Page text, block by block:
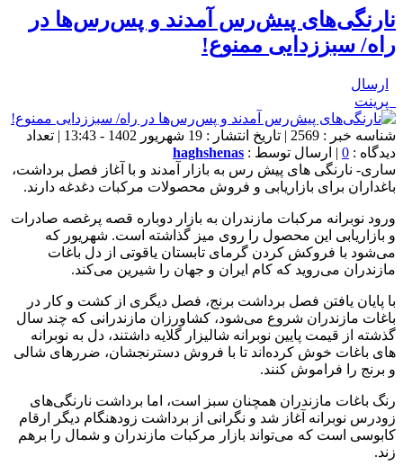
نارنگی‌های پیش‌رس‌ آمدند و پس‌رس‌ها در
راه/ سبززدایی ممنوع!
ارسال
پرینت
شناسه خبر : 2569 | تاریخ انتشار : 19 شهریور 1402 - 13:43 | تعداد
دیدگاه : 0 | ارسال توسط : haghshenas
ساری- نارنگی های پیش رس به بازار آمدند و با آغاز فصل برداشت،
باغداران برای بازاریابی و فروش محصولات مرکبات دغدغه دارند.
ورود نوبرانه مرکبات مازندران به بازار دوباره قصه پرغصه صادرات
و بازاریابی این محصول را روی میز گذاشته است. شهریور که
می‌شود با فروکش کردن گرمای تابستان یاقوتی از دل باغات
مازندران می‌روید که کام ایران و جهان را شیرین می‌کند.
با پایان یافتن فصل برداشت برنج، فصل دیگری از کشت و کار در
باغات مازندران شروع می‌شود، کشاورزان مازندرانی که چند سال
گذشته از قیمت پایین نوبرانه شالیزار گلایه داشتند، دل به نوبرانه
های باغات خوش کرده‌اند تا با فروش دسترنجشان، ضررهای شالی
و برنج را فراموش کنند.
رنگ باغات مازندران همچنان سبز است، اما برداشت نارنگی‌های
زودرس نوبرانه آغاز شد و نگرانی از برداشت زودهنگام دیگر ارقام
کابوسی است که می‌تواند بازار مرکبات مازندران و شمال را برهم
زند.